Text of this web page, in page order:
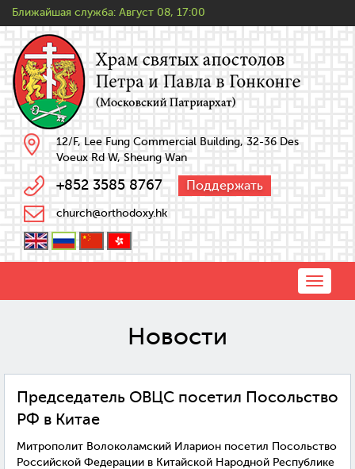
Ближайшая служба: Август 08, 17:00
12/F, Lee Fung Commercial Building, 32-36 Des
Voeux Rd W, Sheung Wan
+852 3585 8767 Поддержать
church@orthodoxy.hk
Toggle
Новости
Председатель ОВЦС посетил Посольство
РФ в Китае
Митрополит Волоколамский Иларион посетил Посольство
Российской Федерации в Китайской Народной Республике